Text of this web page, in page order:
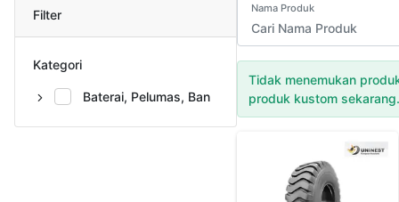
Filter
Kategori
Baterai, Pelumas, Ban
Nama Produk
Tidak menemukan
produk kustom sekarang.